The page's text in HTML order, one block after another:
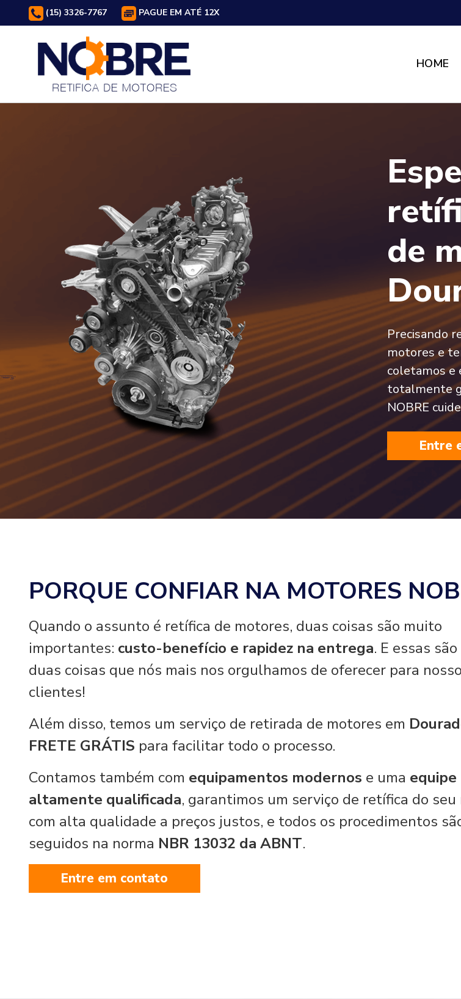
(15) 3326-7767 PAGUE EM ATÉ 12X
HOME
de
Precisando
motores e
coletamos e
totalmente
NOBRE
Entre
PORQUE CONFIAR NA MOTORES
Quando o assunto é retífica de motores, duas coisas são muito
importantes: custo-benefício e rapidez na entrega. E essas
duas coisas que nós mais nos orgulhamos de oferecer para
clientes!
Além disso, temos um serviço de retirada de motores em
FRETE GRÁTIS para facilitar todo o processo.
Contamos também com equipamentos modernos e uma equipe
altamente qualificada, garantimos um serviço de retífica do
com alta qualidade a preços justos, e todos os procedimentos
seguidos na norma NBR 13032 da ABNT.
Entre em contato